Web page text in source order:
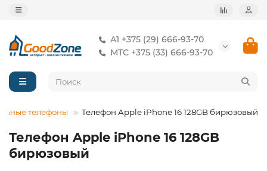
А1 +375 (29) 666-93-70
МТС +375 (33) 666-93-70
телефоны Телефон Apple iPhone 16 128GB бирюзовый
Телефон Apple iPhone 16 128GB
бирюзовый